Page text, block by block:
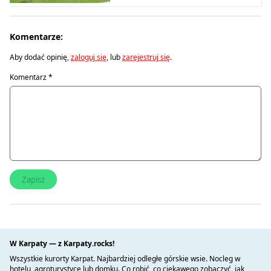
Panel przedstawia alegoryczne postacie - 12 starożytnych
Komentarze:
Aby dodać opinię,zaloguj się, lubzarejestruj się.
Komentarz*
W Karpaty — z Karpaty.rocks!
Wszystkie kurorty Karpat. Najbardziej odległe górskie wsie. Nocleg w